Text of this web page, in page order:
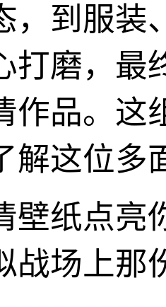
，到服装
打磨，最
作品。这
解这位多
壁纸点亮
战场上那